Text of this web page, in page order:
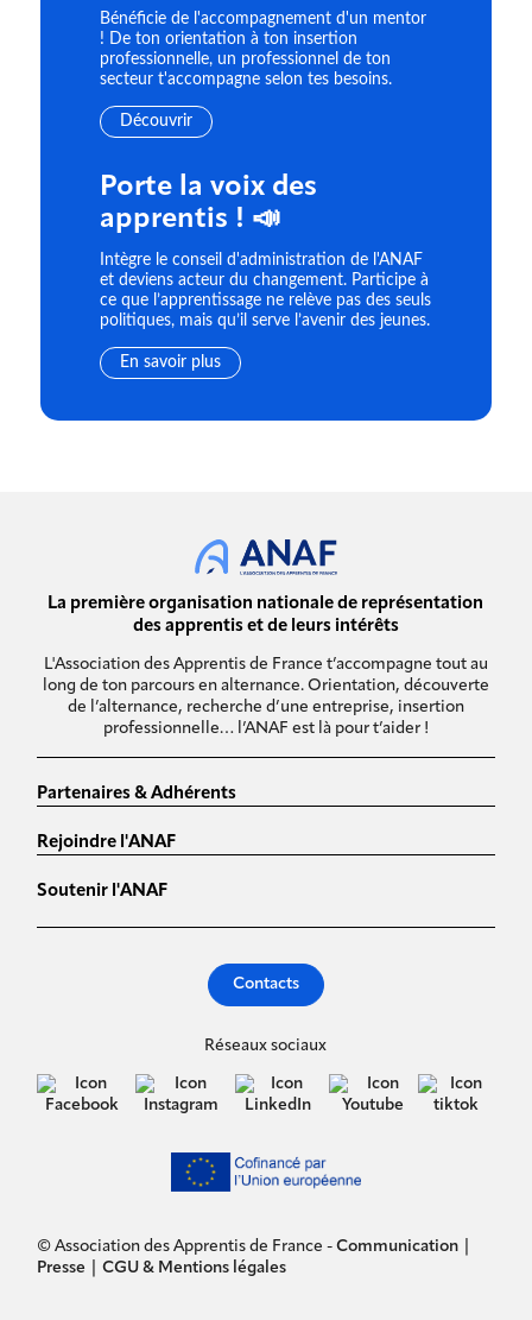
Bénéficie de l'accompagnement d'un mentor
! De ton orientation à ton insertion
professionnelle, un professionnel de ton
secteur t'accompagne selon tes besoins.
Découvrir
Porte la voix des
apprentis ! 📣
Intègre le conseil d'administration de l'ANAF
et deviens acteur du changement. Participe à
ce que l’apprentissage ne relève pas des seuls
politiques, mais qu’il serve l’avenir des jeunes.
En savoir plus
La première organisation nationale de représentation
des apprentis et de leurs intérêts
L'Association des Apprentis de France t’accompagne tout au
long de ton parcours en alternance. Orientation, découverte
de l’alternance, recherche d’une entreprise, insertion
professionnelle… l’ANAF est là pour t’aider !
Partenaires & Adhérents
Rejoindre l'ANAF
Soutenir l'ANAF
Contacts
© Association des Apprentis de France -Communication
Presse |CGU & Mentions légales
Réseaux sociaux